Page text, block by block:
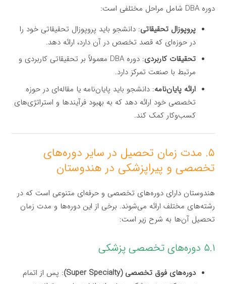
دوره DBA شامل مراحل مختلفی است:
پروپوزال تحقیقاتی: دانشجو باید پروپوزال تحقیقاتی خود را
در حوزه‌ای که قصد تخصص در آن دارد، ارائه دهد.
تحقیقات کاربردی
: دوره DBA معمولاً بر تحقیقاتی کاربردی و
مرتبط با صنعت تمرکز دارد.
ارائه پایان‌نامه: دانشجو باید پایان‌نامه یا مقاله‌ای در حوزه
تخصصی خود ارائه دهد که به بهبود فرآیندها و استراتژی‌های
کسب‌وکار کمک کند.
۵. مدت زمان تحصیل در سایر دوره‌های
تخصصی و پیراپزشکی در هندوستان
هندوستان دارای دوره‌های تخصصی و حرفه‌ای متنوعی است که در
رشته‌های مختلف ارائه می‌شوند. برخی از این دوره‌ها و مدت زمان
تحصیل آن‌ها به شرح زیر است:
۵.۱ دوره‌های تخصصی پزشکی
دوره‌های فوق تخصصی (Super Specialty)
: پس از اتمام